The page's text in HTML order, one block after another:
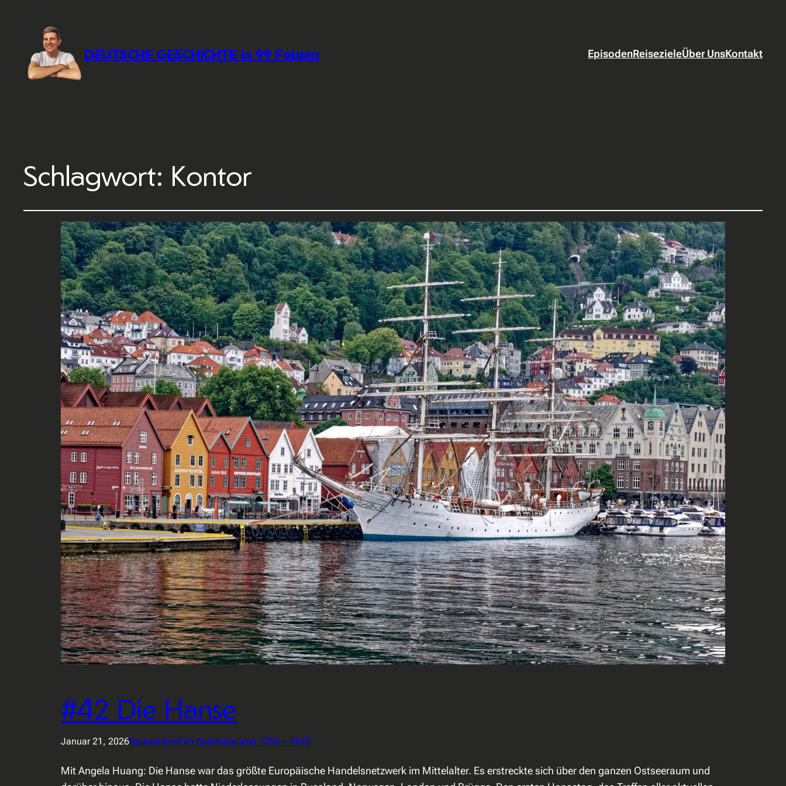
DEUTSCHE GESCHICHTE in 99 Folgen EpisodenReisezieleÜber UnsKontakt
Schlagwort: Kontor
#42 Die Hanse
Januar 21, 2026Deutschland im Spätmittelalter 1250 – 1492
Mit Angela Huang: Die Hanse war das größte Europäische Handelsnetzwerk im Mittelalter. Es erstreckte sich über den ganzen Ostseeraum und